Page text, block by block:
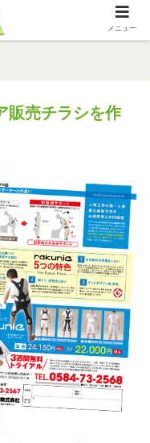
販売チラシを作
メニュー